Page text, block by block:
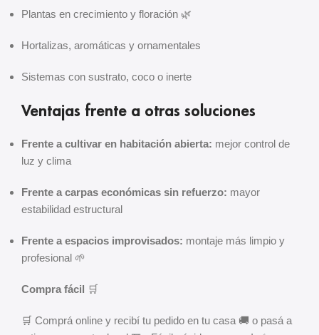
Plantas en crecimiento y floración 🌿
Hortalizas, aromáticas y ornamentales
Sistemas con sustrato, coco o inerte
Ventajas frente a otras soluciones
Frente a cultivar en habitación abierta: mejor control de
luz y clima
Frente a carpas económicas sin refuerzo: mayor
estabilidad estructural
Frente a espacios improvisados: montaje más limpio y
profesional 🌱
Compra fácil 🛒
🛒 Comprá online y recibí tu pedido en tu casa 🚚 o pasá a